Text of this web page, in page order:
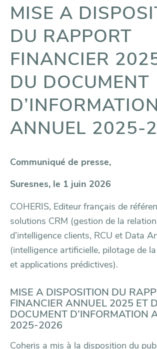
MISE A
DU RAPPORT
FINANCIER
DU DOCUMENT
D’INFORMATION
ANNUEL 2025-
Communiqué de presse,
Suresnes, le 1 juin 2026
COHERIS, Editeur français de
solutions CRM (gestion de la
d’intelligence clients, RCU et Data
(intelligence artificielle, pilotage de
et applications prédictives).
MISE A DISPOSITION DU
FINANCIER ANNUEL 2025 ET
DOCUMENT D’INFORMATION
2025-2026
Coheris a mis à la disposition du